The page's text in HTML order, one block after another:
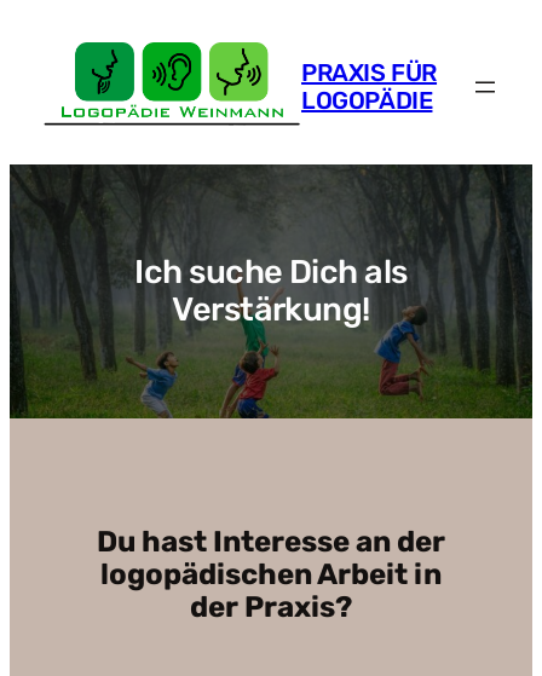
PRAXIS FÜR
LOGOPÄDIE
Ich suche Dich als
Verstärkung!
Du hast Interesse an der
logopädischen Arbeit in
der Praxis?